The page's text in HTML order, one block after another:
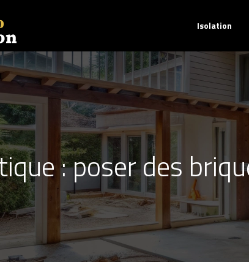
Isolation
: poser des